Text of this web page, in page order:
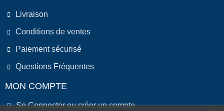
Livraison
Conditions de ventes
Paiement sécurisé
Questions Fréquentes
MON COMPTE
Se Connecter ou créer un compte